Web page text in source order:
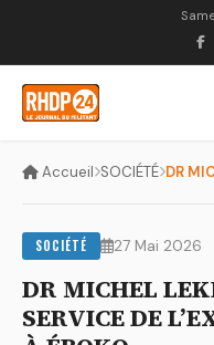
Accueil SOCIÉTÉ
SOCIÉTÉ 27 Mai 2026
DR MICHEL
SERVICE DE